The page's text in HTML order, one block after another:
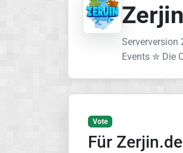
Events ✮ Die
Vote
Für